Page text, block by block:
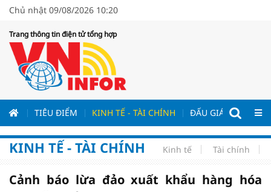
Chủ nhật 09/08/2026 10:20
Trang thông tin điện tử tổng hợp
TIÊU ĐIỂM KINH TẾ - TÀI CHÍNH ĐẤU GIÁ - ĐẤU
KINH TẾ - TÀI CHÍNH Kinh tế Tài chính
Cảnh báo lừa đảo xuất khẩu hàng hóa